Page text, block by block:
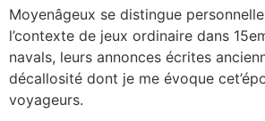
Moyenâgeux se distingue
l’contexte de jeux ordinaire dans
navals, leurs annonces écrites
décallosité dont je me évoque
voyageurs.